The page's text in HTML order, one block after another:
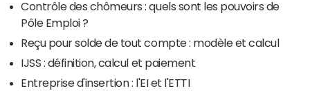
Contrôle des chômeurs : quels sont les pouvoirs de
Pôle Emploi ?
Reçu pour solde de tout compte : modèle et calcul
IJSS : définition, calcul et paiement
Entreprise d'insertion : l'EI et l'ETTI